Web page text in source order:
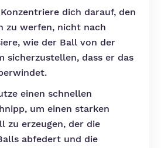
Konzentriere dich darauf, den
zu werfen, nicht nach
wie der Ball von der
sicherzustellen, dass er das
einen schnellen
um einen starken
zu erzeugen, der die
abfedert und die